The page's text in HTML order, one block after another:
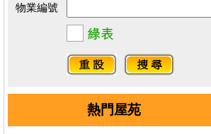
物業編號
熱門屋苑